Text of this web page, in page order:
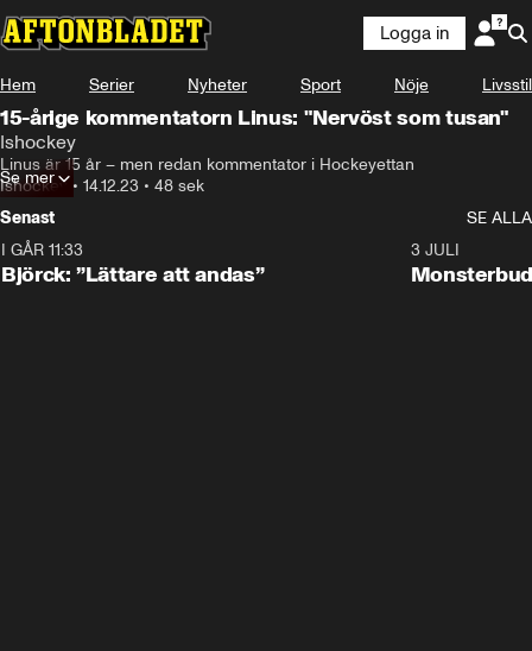
Logga in
Hem Serier Nyheter Sport Nöje Livsstil
15-årige kommentatorn Linus: "Nervöst som tusan"
Ishockey
Linus är 15 år – men redan kommentator i Hockeyettan
Ishockey• 14.12.23 • 48 sek
Se mer
Senast
SE ALLA
I GÅR 11:33
Björck: ”Lättare att andas”
3 JULI